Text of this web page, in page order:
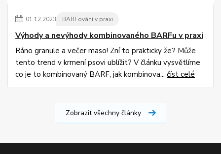
01.12.2023 BARFování v praxi
Výhody a nevýhody kombinovaného BARFu v praxi
Ráno granule a večer maso! Zní to prakticky že? Může
tento trend v krmení psovi ublížit? V článku vysvětlíme
co je to kombinovaný BARF, jak kombinova... číst celé
Zobrazit všechny články